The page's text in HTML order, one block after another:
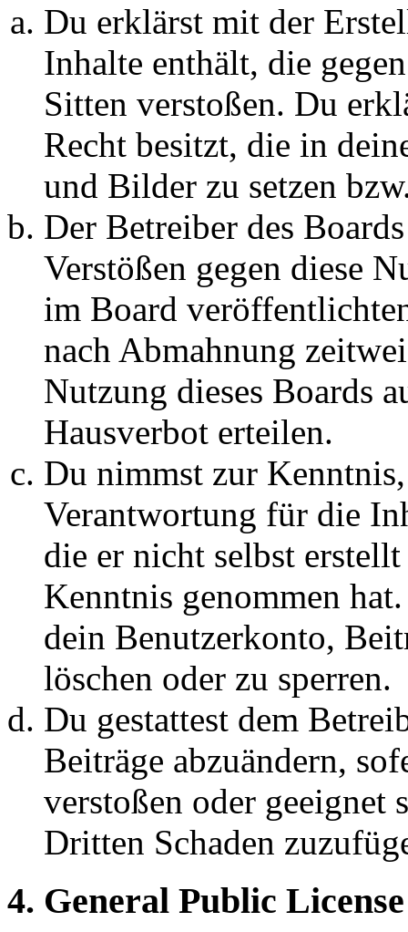
Du erklärst mit der
Inhalte enthält, die
Sitten verstoßen. Du
Recht besitzt, die in
und Bilder zu setzen
Der Betreiber des
Verstößen gegen diese
im Board
nach Abmahnung
Nutzung dieses Boards
Hausverbot erteilen.
Du nimmst zur
Verantwortung für die
die er nicht selbst
Kenntnis genommen
dein Benutzerkonto,
löschen oder zu sperren.
Du gestattest dem
Beiträge abzuändern,
verstoßen oder geeignet
Dritten Schaden
4. General Public License